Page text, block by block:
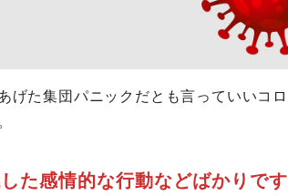
げた集団パニックだとも言っていいコ
た感情的な行動などばかりです